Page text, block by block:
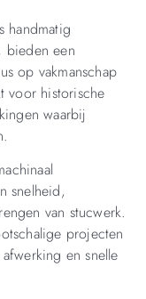
handmatig
bieden een
op vakmanschap
voor historische
waarbij
snelheid,
van stucwerk.
projecten
en snelle